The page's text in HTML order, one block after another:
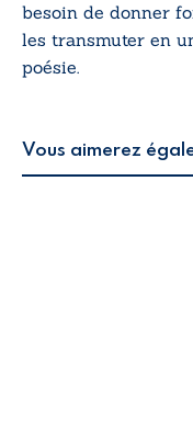
besoin de donner
les transmuter en
poésie.
Vous aimerez